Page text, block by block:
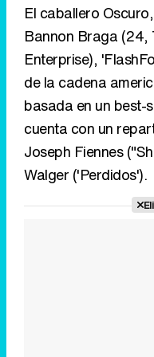
El caballero
Bannon Braga (24,
Enterprise),
de la cadena
basada en un best-
cuenta con un
Joseph Fiennes
Walger ('Perdidos').